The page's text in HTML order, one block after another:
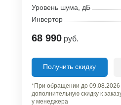
Уровень шума, дБ
Инвертор
68 990 руб.
Получить скидку
*При обращении до 09.08.2026
дополнительную скидку к
у менеджера